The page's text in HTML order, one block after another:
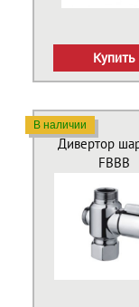
Купить
Дивертор
FBBB
В наличии